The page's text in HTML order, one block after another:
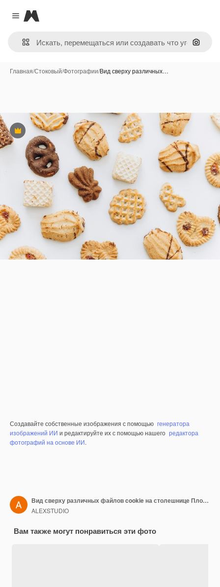
Close menu
Magnific
Поиск
Главная/Стоковый/Фотографии/Вид сверху различных…
Премиум
Создавайте собственные изображения с помощью генератора
изображений ИИ и редактируйте их с помощью нашего редактора
фотографий на основе ИИ.
Вид сверху различных файлов cookie на столешнице Плоская укладка различных файлов cookie на белом фоне
ALEXSTUDIO
Вам также могут понравиться эти фото